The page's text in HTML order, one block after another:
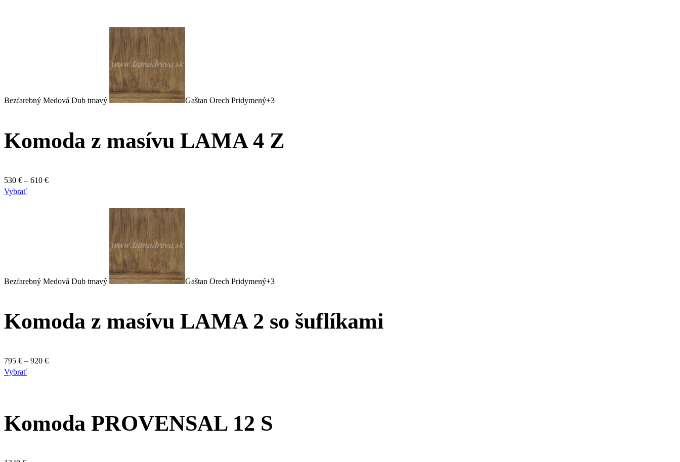
Bezfarebný Medová Dub tmavý Gaštan Orech Pridymený+3
Komoda z masívu LAMA 4 Z
530 € – 610 €Price
VybraťTento
vybrať
Bezfarebný Medová Dub tmavý Gaštan Orech Pridymený+3
Komoda z masívu LAMA 2 so šuflíkami
795 € – 920 €Price
VybraťTento
Možnosti
Komoda PROVENSAL 12 S